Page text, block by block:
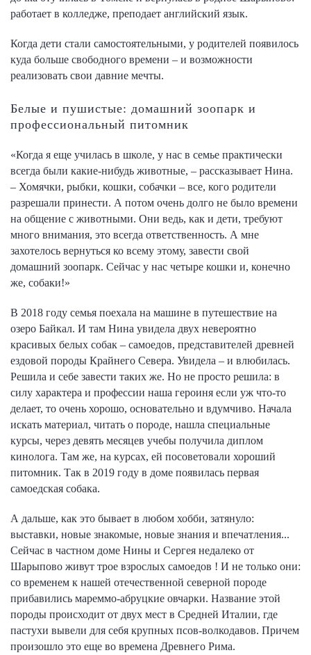
работает в колледже, преподает английский язык.
Когда дети стали самостоятельными, у родителей появилось
куда больше свободного времени – и возможности
реализовать свои давние мечты.
Белые и пушистые: домашний зоопарк и
профессиональный питомник
«Когда я еще училась в школе, у нас в семье практически
всегда были какие-нибудь животные, – рассказывает Нина.
– Хомячки, рыбки, кошки, собачки – все, кого родители
разрешали принести. А потом очень долго не было времени
на общение с животными. Они ведь, как и дети, требуют
много внимания, это всегда ответственность. А мне
захотелось вернуться ко всему этому, завести свой
домашний зоопарк. Сейчас у нас четыре кошки и, конечно
же, собаки!»
В 2018 году семья поехала на машине в путешествие на
озеро Байкал. И там Нина увидела двух невероятно
красивых белых собак – самоедов, представителей древней
ездовой породы Крайнего Севера. Увидела – и влюбилась.
Решила и себе завести таких же. Но не просто решила: в
силу характера и профессии наша героиня если уж что-то
делает, то очень хорошо, основательно и вдумчиво. Начала
искать материал, читать о породе, нашла специальные
курсы, через девять месяцев учебы получила диплом
кинолога. Там же, на курсах, ей посоветовали хороший
питомник. Так в 2019 году в доме появилась первая
самоедская собака.
А дальше, как это бывает в любом хобби, затянуло:
выставки, новые знакомые, новые знания и впечатления...
Сейчас в частном доме Нины и Сергея недалеко от
Шарыпово живут трое взрослых самоедов ! И не только они:
со временем к нашей отечественной северной породе
прибавились мареммо-абруцкие овчарки. Название этой
породы происходит от двух мест в Средней Италии, где
пастухи вывели для себя крупных псов-волкодавов. Причем
произошло это еще во времена Древнего Рима.